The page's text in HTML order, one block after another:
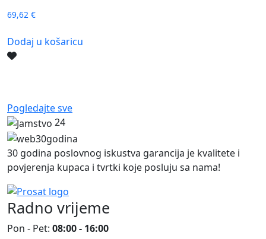
69,62 €
Dodaj u košaricu
Pogledajte sve
24
30 godina poslovnog iskustva garancija je kvalitete i
povjerenja kupaca i tvrtki koje posluju sa nama!
Radno vrijeme
Pon - Pet: 08:00 - 16:00